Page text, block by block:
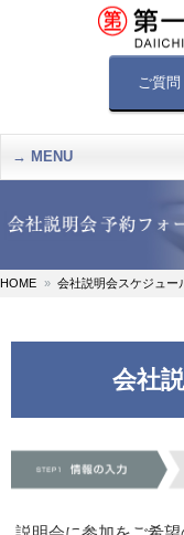
ご質
MENU
HOME 会社説明会スケジュー
会社